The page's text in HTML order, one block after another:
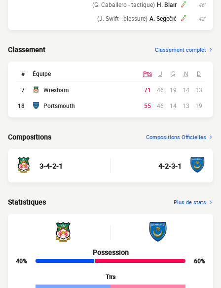
46'
H. Blair
(G. Caballero - tactique)
42'
A. Segečić
(J. Swift - blessure)
Classement Classement complet
# Équipe Pts J G N D
7 Wrexham 71 46 19 14
13
18
Portsmouth 55 46 14 13 19
Compositions Compositions Officielles
3-4-2-1 4-2-3-1
Statistiques Plus de stats
Possession
40%
60%
Tirs